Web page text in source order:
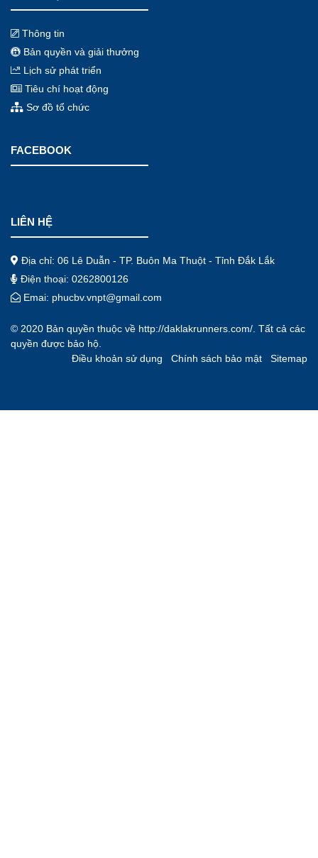
Thông tin
Bản quyền và giải thưởng
Lịch sử phát triển
Tiêu chí hoạt động
Sơ đồ tổ chức
FACEBOOK
LIÊN HỆ
Địa chỉ: 06 Lê Duẫn - TP. Buôn Ma Thuột - Tỉnh Đắk Lắk
Điện thoại: 0262800126
Emai: phucbv.vnpt@gmail.com
© 2020 Bản quyền thuộc về http://daklakrunners.com/ . Tất cả các
quyền được bảo hộ.
Điều khoản sử dụng
Chính sách bảo mật Sitemap